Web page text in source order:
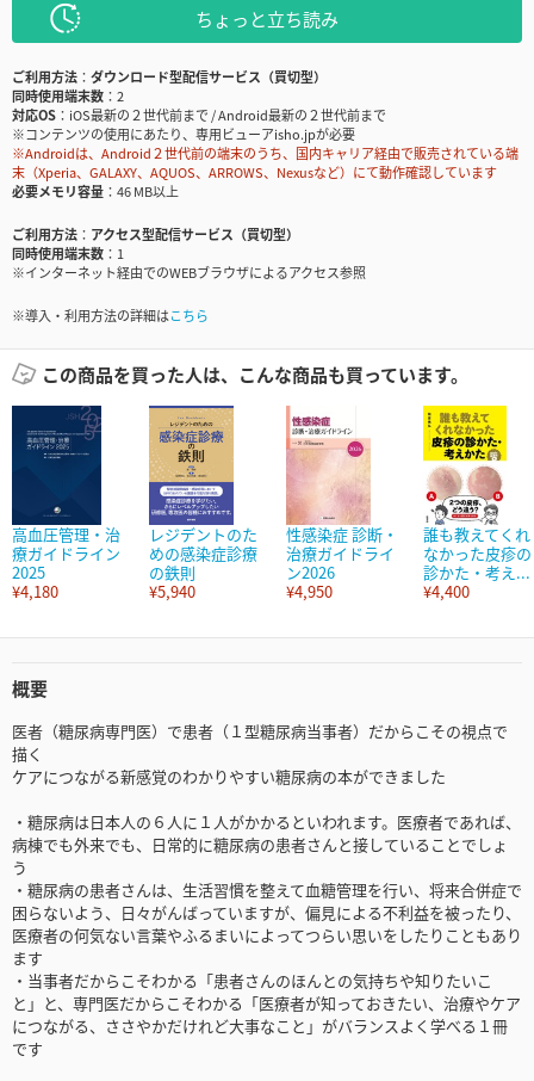
ちょっと立ち読み
ご利用方法
ダウンロード型配信サービス（買切型）
同時使用端末数
2
対応OS
iOS最新の２世代前まで / Android最新の２世代前まで
※コンテンツの使用にあたり、専用ビューアisho.jpが必要
※Androidは、Android２世代前の端末のうち、国内キャリア経由で販売されている端
末（Xperia、GALAXY、AQUOS、ARROWS、Nexusなど）にて動作確認しています
必要メモリ容量
46 MB以上
ご利用方法
アクセス型配信サービス（買切型）
同時使用端末数
1
※インターネット経由でのWEBブラウザによるアクセス参照
※導入・利用方法の詳細はこちら
この商品を買った人は、こんな商品も買っています。
高血圧管理・治
療ガイドライン
2025
¥4,180
レジデントのた
めの感染症診療
の鉄則
¥5,940
性感染症 診断・
治療ガイドライ
ン2026
¥4,950
誰も教えてくれ
なかった皮疹の
診かた・考え...
¥4,400
概要
医者（糖尿病専門医）で患者（１型糖尿病当事者）だからこその視点で
描く
ケアにつながる新感覚のわかりやすい糖尿病の本ができました
・糖尿病は日本人の６人に１人がかかるといわれます。医療者であれば、
病棟でも外来でも、日常的に糖尿病の患者さんと接していることでしょ
う
・糖尿病の患者さんは、生活習慣を整えて血糖管理を行い、将来合併症で
困らないよう、日々がんばっていますが、偏見による不利益を被ったり、
医療者の何気ない言葉やふるまいによってつらい思いをしたりこともあり
ます
・当事者だからこそわかる「患者さんのほんとの気持ちや知りたいこ
と」と、専門医だからこそわかる「医療者が知っておきたい、治療やケア
につながる、ささやかだけれど大事なこと」がバランスよく学べる１冊
です